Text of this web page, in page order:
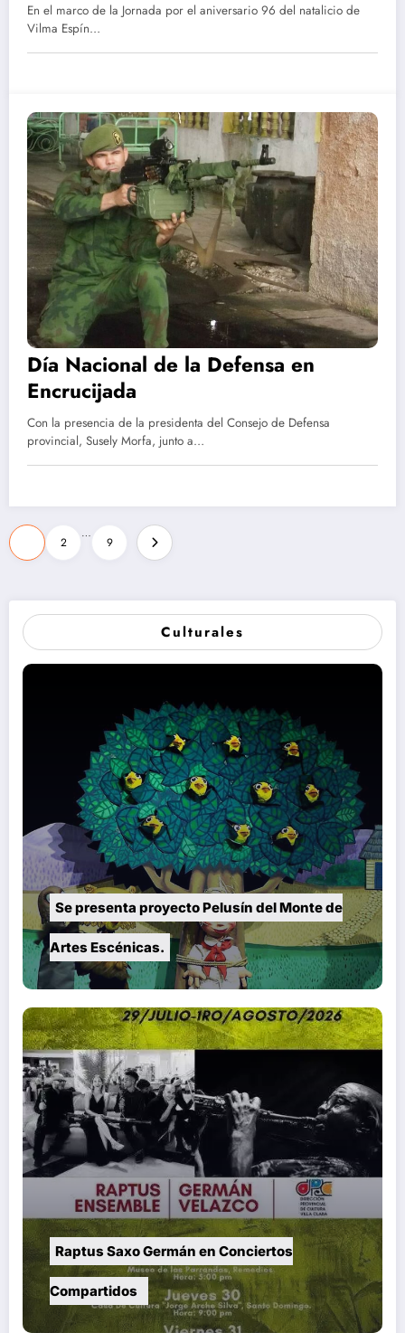
En el marco de la Jornada por el aniversario 96 del natalicio de
Vilma Espín…
Día Nacional de la Defensa en
Encrucijada
Con la presencia de la presidenta del Consejo de Defensa
provincial, Susely Morfa, junto a…
Paginación
de
entradas
2
…
9
Culturales
Se presenta proyecto Pelusín del Monte de
Artes Escénicas.
Raptus Saxo Germán en Conciertos